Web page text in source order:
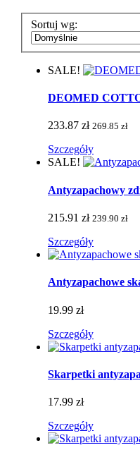
Sortuj wg:
SALE!
DEOMED
233.87 zł 269.85 zł
Szczegóły
SALE!
Antyzapachowy
215.91 zł 239.90 zł
Szczegóły
Antyzapachowe
19.99 zł
Szczegóły
Skarpetki
17.99 zł
Szczegóły